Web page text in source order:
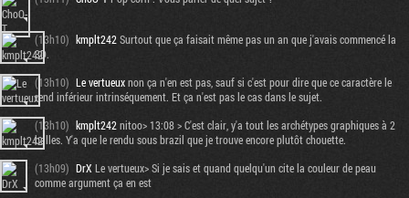
(13h10) kmplt242 Surtout que ça faisait même pas un an que j'avais commencé la
3D.
(13h10) Le vertueuxnon ça n'en est pas, sauf si c'est pour dire que ce caractère le
rend inférieur intrinséquement. Et ça n'est pas le cas dans le sujet.
(13h10) kmplt242nitoo> 13:08 > C'est clair, y'a tout les archétypes graphiques à 2
balles. Y'a que le rendu sous brazil que je trouve encore plutôt chouette.
(13h09) DrX Le vertueux> Si je sais et quand quelqu'un cite la couleur de peau
comme argument ça en est